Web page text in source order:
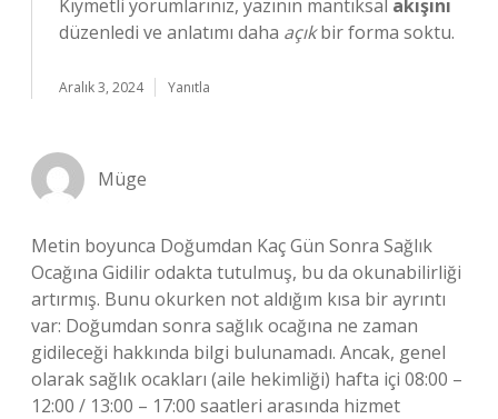
Kıymetli yorumlarınız, yazının mantıksal akışını
düzenledi ve anlatımı daha açıkbir forma soktu.
Aralık 3, 2024 Yanıtla
Müge
Metin boyunca Doğumdan Kaç Gün Sonra Sağlık
Ocağına Gidilir odakta tutulmuş, bu da okunabilirliği
artırmış. Bunu okurken not aldığım kısa bir ayrıntı
var: Doğumdan sonra sağlık ocağına ne zaman
gidileceği hakkında bilgi bulunamadı. Ancak, genel
olarak sağlık ocakları (aile hekimliği) hafta içi 08:00 –
12:00 / 13:00 – 17:00 saatleri arasında hizmet